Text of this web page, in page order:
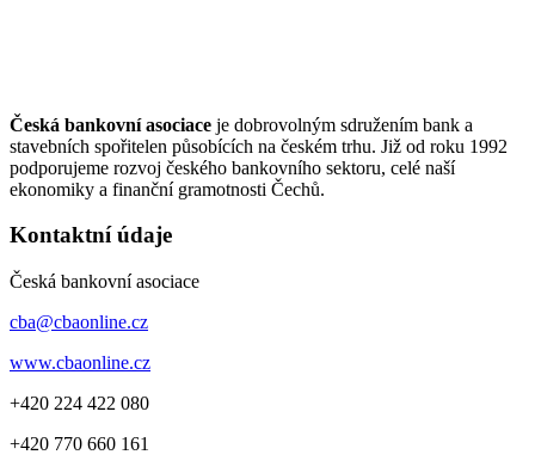
Česká bankovní asociace je dobrovolným sdružením bank a
stavebních spořitelen působících na českém trhu. Již od roku 1992
podporujeme rozvoj českého bankovního sektoru, celé naší
ekonomiky a finanční gramotnosti Čechů.
Kontaktní údaje
Česká bankovní asociace
cba@cbaonline.cz
www.cbaonline.cz
+420 224 422 080
+420 770 660 161